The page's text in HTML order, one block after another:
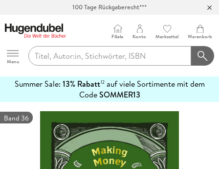
100 Tage Rückgaberecht***
Hugendubel
Menu
Filiale Konto Merkzettel Warenkorb
Summer Sale: 13% Rabatt12auf viele Sortimente mit dem
CodeSOMMER13
erfahren
Band 36